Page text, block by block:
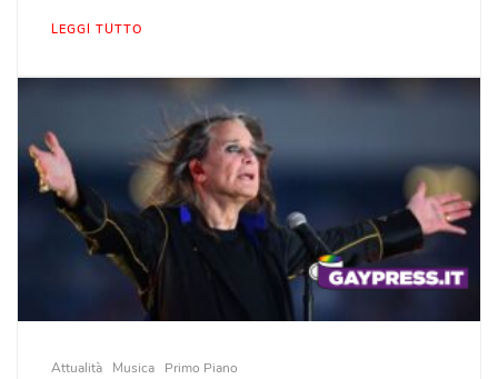
LEGGI TUTTO
Attualità Musica Primo Piano